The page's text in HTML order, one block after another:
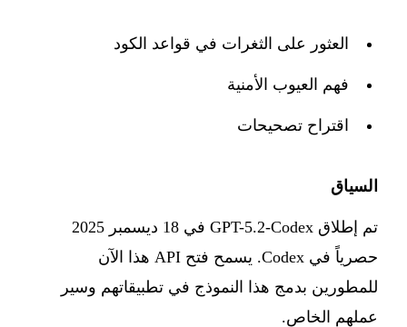
العثور على الثغرات في قواعد الكود
فهم العيوب الأمنية
اقتراح تصحيحات
السياق
تم إطلاق GPT-5.2-Codex في 18 ديسمبر 2025
حصرياً في Codex. يسمح فتح API هذا الآن
للمطورين بدمج هذا النموذج في تطبيقاتهم وسير
عملهم الخاص.